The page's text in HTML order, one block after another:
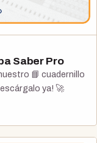
Saber Pro
📘 cuadernillo
ya! 🚀